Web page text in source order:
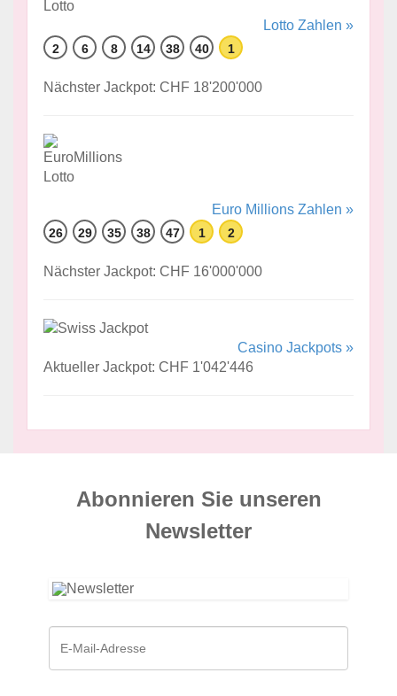
Lotto Zahlen »
2 6 8 14 38 40 1
Nächster Jackpot: CHF 18'200'000
Euro Millions Zahlen »
26 29 35 38 47 1 2
Nächster Jackpot: CHF 16'000'000
Casino Jackpots »
Aktueller Jackpot: CHF 1'042'446
Abonnieren Sie unseren
News­letter